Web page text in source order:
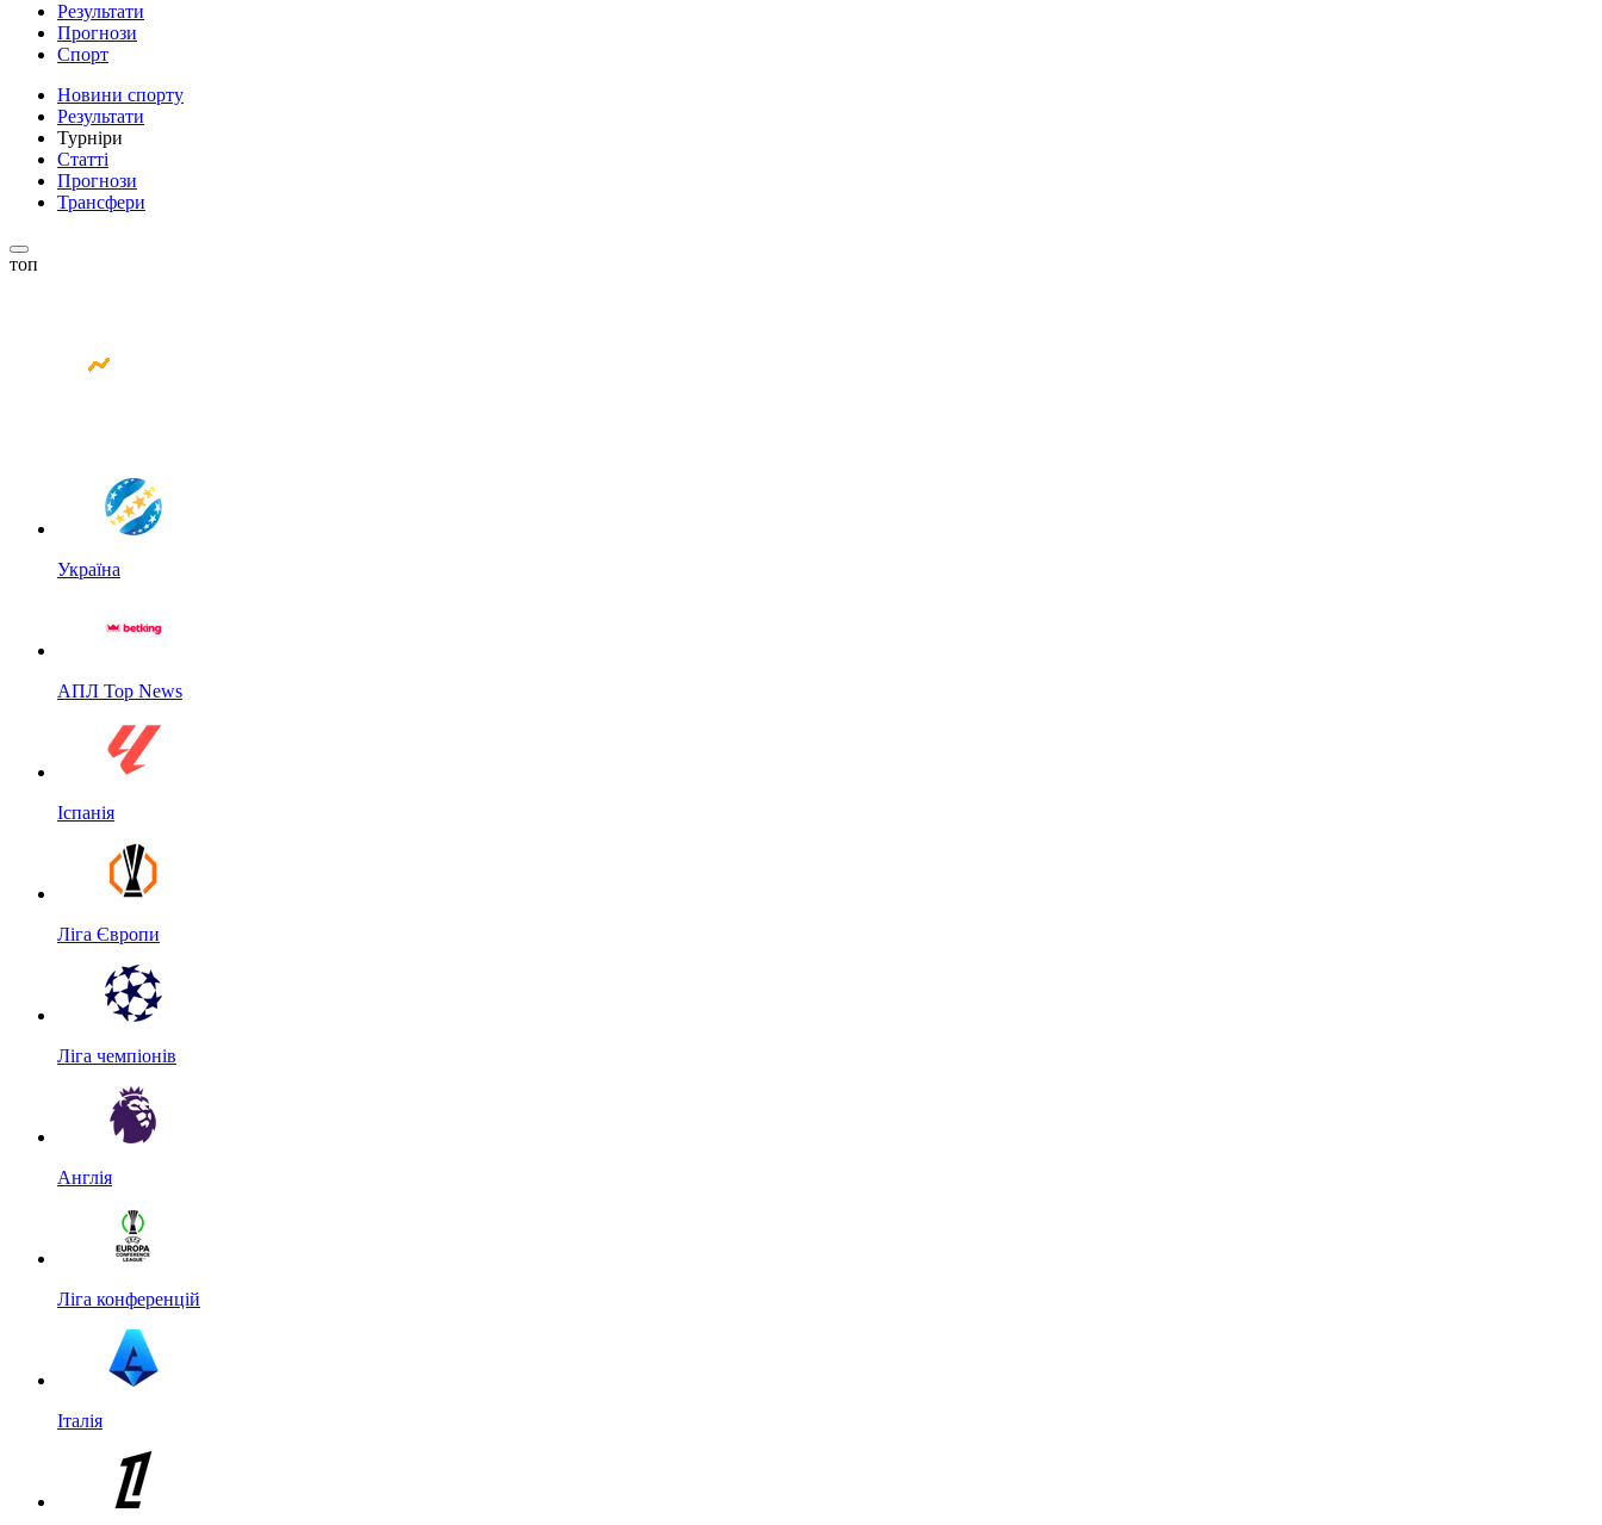
Результати
Прогнози
Спорт
Новини спорту
Результати
Турніри
Статті
Прогнози
Трансфери
топ
Україна
АПЛ Top News
Іспанія
Ліга Європи
Ліга чемпіонів
Англія
Ліга конференцій
Італія